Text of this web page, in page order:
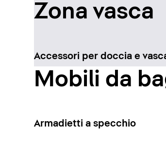
Zona vasca
Accessori per doccia e
Mobili da
Armadietti a specchio